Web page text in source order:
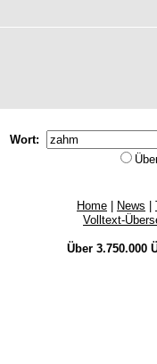
Wort:
Home News
Volltext-
Über 3.750.000